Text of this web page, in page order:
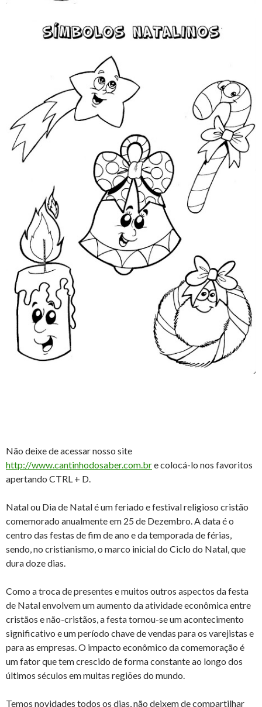
Não deixe de acessar nosso site
http://www.cantinhodosaber.com.bre colocá-lo nos favoritos
apertando CTRL + D.
Natal ou Dia de Natal é um feriado e festival religioso cristão
comemorado anualmente em 25 de Dezembro. A data é o
centro das festas de fim de ano e da temporada de férias,
sendo, no cristianismo, o marco inicial do Ciclo do Natal, que
dura doze dias.
Como a troca de presentes e muitos outros aspectos da festa
de Natal envolvem um aumento da atividade econômica entre
cristãos e não-cristãos, a festa tornou-se um acontecimento
significativo e um período chave de vendas para os varejistas e
para as empresas. O impacto econômico da comemoração é
um fator que tem crescido de forma constante ao longo dos
últimos séculos em muitas regiões do mundo.
Temos novidades todos os dias, não deixem de compartilhar